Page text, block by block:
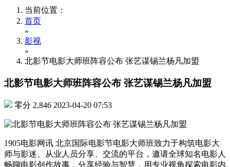
当前位置：
首页
»
影视
»
北影节电影大师班阵容公布 张艺谋锡兰杨凡加盟
北影节电影大师班阵容公布 张艺谋锡兰杨凡加盟
零分 2,846 2023-04-20 07:53
1905电影网讯 北京国际电影节电影大师班致力于构筑电影大
师与影迷、从业人员分享、交流的平台，邀请全球知名电影人
畅聊电影创作故事，分享经验与智慧，用专业视角探索电影内